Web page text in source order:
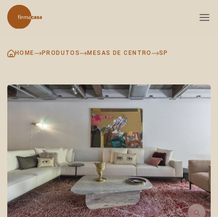
Skip
to
content
HOME PRODUTOS MESAS DE CENTRO SP